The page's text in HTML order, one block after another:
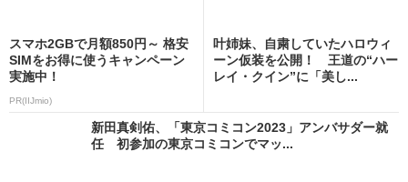
スマホ2GBで月額850円～ 格安
SIMをお得に使うキャンペーン
実施中！
PR(IIJmio)
叶姉妹、自粛していたハロウィ
ーン仮装を公開！ 王道の“ハー
レイ・クイン”に「美し...
新田真剣佑、「東京コミコン2023」アンバサダー就
任 初参加の東京コミコンでマッ...